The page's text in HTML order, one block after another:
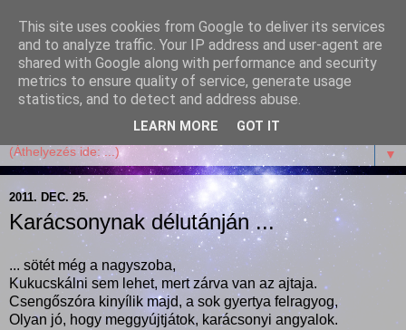
Garffyka
Szösszenetek a konyhámból, az életemből. Mosollyal,
receptekkel, vidámsággal, marcipánnal, csokival.
▼
2011. DEC. 25.
Karácsonynak délutánján ...
... sötét még a nagyszoba,
Kukucskálni sem lehet, mert zárva van az ajtaja.
Csengőszóra kinyílik majd, a sok gyertya felragyog,
Olyan jó, hogy meggyújtjátok, karácsonyi angyalok.
This site uses cookies from Google to deliver its services
and to analyze traffic. Your IP address and user-agent are
shared with Google along with performance and security
metrics to ensure quality of service, generate usage
statistics, and to detect and address abuse.
LEARN MORE GOT IT